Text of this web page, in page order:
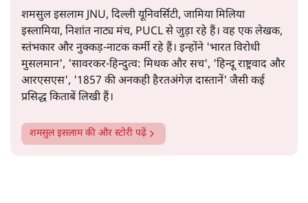
शमसुल इसलाम JNU, दिल्ली यूनिवर्सिटी, जामिया मिलिया
इस्लामिया, निशांत नाट्य मंच, PUCL से जुड़ा रहे हैं। वह एक लेखक,
स्तंभकार और नुक्कड़-नाटक कर्मी रहे हैं। इन्होंने 'भारत विरोधी
मुसलमान', 'सावरकर-हिन्दुत्व: मिथक और सच', 'हिन्दू राष्ट्रवाद और
आरएसएस', '1857 की अनकही हैरतअंगेज़ दास्तानें' जैसी कई
प्रसिद्ध किताबें लिखी हैं।
शमसुल इसलामकी और स्टोरी पढ़ें